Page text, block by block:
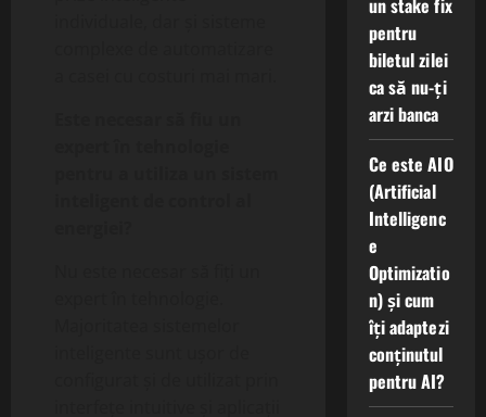
un stake fix
pentru
biletul zilei
ca să nu-ți
arzi banca
Ce este AIO
(Artificial
Intelligenc
e
Optimizatio
n) și cum
îți adaptezi
conținutul
pentru AI?